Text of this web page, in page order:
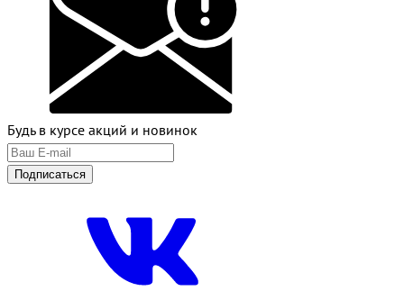
Будь в курсе акций и новинок
Подписаться